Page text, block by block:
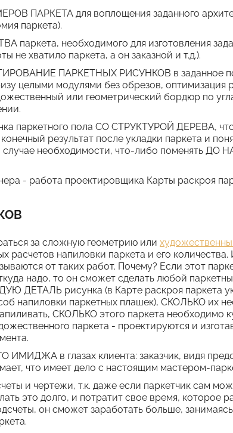
ПАРКЕТА для воплощения заданного
паркета).
паркета, необходимого для изготовления
не хватило паркета, а он заказной и т.д.).
ПАРКЕТНЫХ РИСУНКОВ в заданное
целыми модулями без обрезов, оптимизация
или геометрический бордюр по
паркетного пола СО СТРУКТУРОЙ ДЕРЕВА,
результат после укладки паркета и
случае необходимости, что-либо поменять
- работа проектировщика Карты раскроя
за сложную геометрию или
расчетов напиловки паркета и его
от таких работ. Почему? Если этот
надо, то он сможет сделать любой
ДЕТАЛЬ рисунка (в Карте раскроя паркета
напиловки паркетных плашек), СКОЛЬКО их
СКОЛЬКО этого паркета необходимо
паркета - проектируются и
в глазах клиента: заказчик, видя
что имеет дело с настоящим мастером-
и чертежи, т.к. даже если паркетчик сам
это долго, и потратит свое время, которое
он сможет заработать больше,